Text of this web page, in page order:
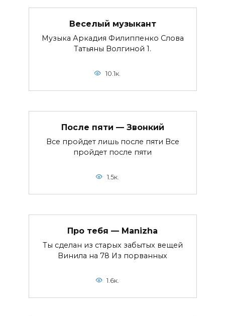
Веселый музыкант
Музыка Аркадия Филиппенко Слова
Татьяны Волгиной 1.
10.1к.
После пяти — Звонкий
Все пройдет лишь после пяти Все
пройдет после пяти
1.5к.
Про тебя — Manizha
Ты сделан из старых забытых вещей
Винила на 78 Из порванных
1.6к.